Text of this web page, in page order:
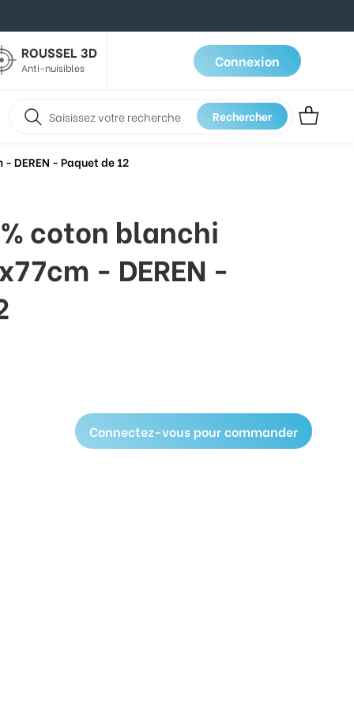
ROUSSEL 3D
Anti-nuisibles Connexion
Rechercher
DEREN - Paquet de 12
coton blanchi
- DEREN -
Connectez-vous pour commander